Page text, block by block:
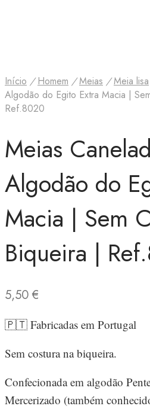
Início / Homem / Meias / Meia lisa
Algodão do Egito Extra Macia |
Ref.8020
Meias
Algodão do
Macia | Sem
Biqueira |
5,50 €
🇵🇹 Fabricadas em Portugal
Sem costura na biqueira.
Confecionada em algodão
Mercerizado (também